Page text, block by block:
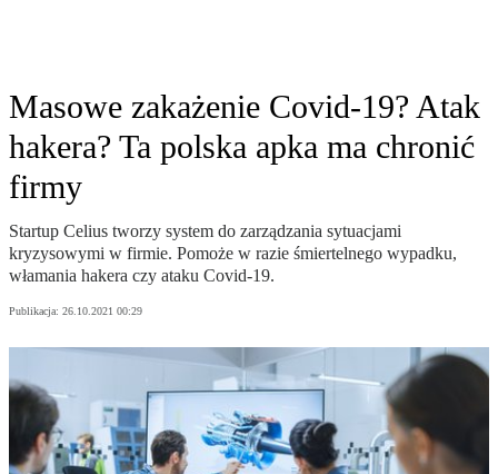
Masowe zakażenie Covid-19? Atak
hakera? Ta polska apka ma chronić
firmy
Startup Celius tworzy system do zarządzania sytuacjami
kryzysowymi w firmie. Pomoże w razie śmiertelnego wypadku,
włamania hakera czy ataku Covid-19.
Publikacja: 26.10.2021 00:29